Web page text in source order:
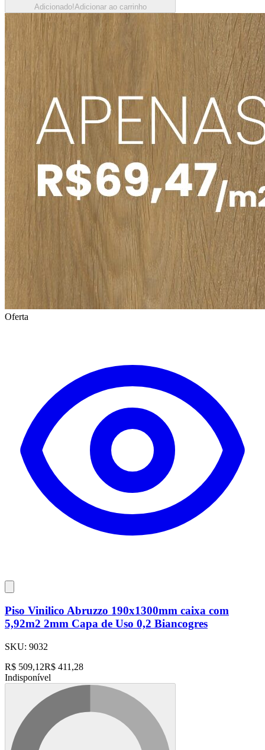
Adicionado!Adicionar ao carrinho
Oferta
Piso Vinilico Abruzzo 190x1300mm caixa com
5,92m2 2mm Capa de Uso 0,2 Biancogres
SKU: 9032
R$ 509,12R$ 411,28
Indisponível